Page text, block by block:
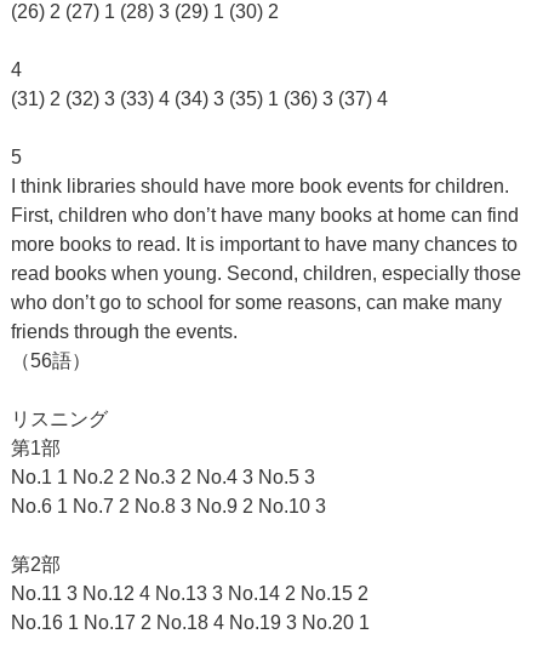
(26) 2 (27) 1 (28) 3 (29) 1 (30) 2
4
(31) 2 (32) 3 (33) 4 (34) 3 (35) 1 (36) 3 (37) 4
5
I think libraries should have more book events for children.
First, children who don’t have many books at home can find
more books to read. It is important to have many chances to
read books when young. Second, children, especially those
who don’t go to school for some reasons, can make many
friends through the events.
（56語）
リスニング
第1部
No.1 1 No.2 2 No.3 2 No.4 3 No.5 3
No.6 1 No.7 2 No.8 3 No.9 2 No.10 3
第2部
No.11 3 No.12 4 No.13 3 No.14 2 No.15 2
No.16 1 No.17 2 No.18 4 No.19 3 No.20 1